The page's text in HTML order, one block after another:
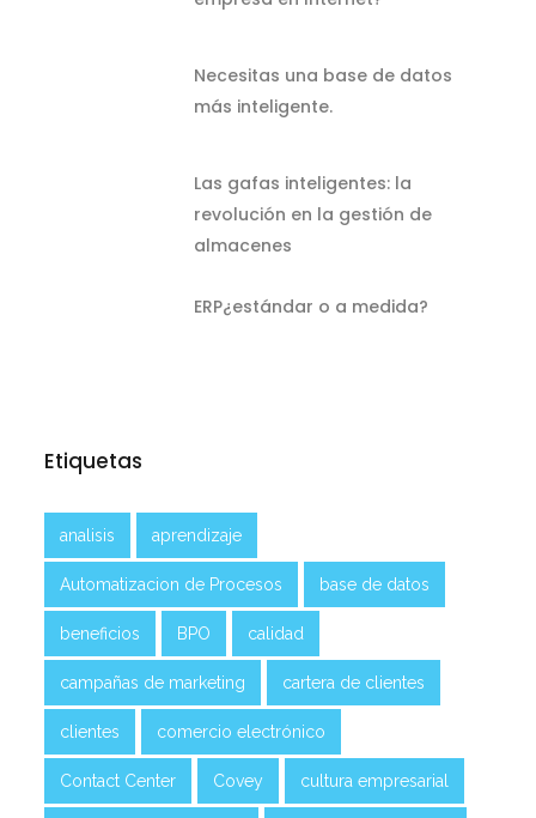
Necesitas una base de datos
más inteligente.
Las gafas inteligentes: la
revolución en la gestión de
almacenes
ERP¿estándar o a medida?
Etiquetas
analisis aprendizaje
Automatizacion de Procesos base de datos
beneficios BPO calidad
campañas de marketing cartera de clientes
clientes comercio electrónico
Contact Center Covey cultura empresarial